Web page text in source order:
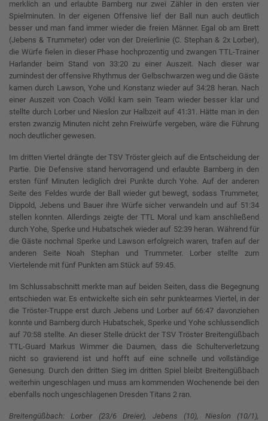
merklich an und erlaubte Bamberg nur zwei Zähler in den ersten vier
Spielminuten. In der eigenen Offensive lief der Ball nun auch deutlich
besser und man fand immer wieder die freien Männer. Egal ob am Brett
(Jebens & Trummeter) oder von der Dreierlinie (C. Stephan & 2x Lorber),
die Würfe fielen in dieser Phase hochprozentig und zwangen TTL-Trainer
Harlander beim Stand von 33:20 zu einer Auszeit. Nach dieser war
zumindest der offensive Rhythmus der Gelbschwarzen weg und die Gäste
kamen durch Lawson, Yohe und Konstanz wieder auf 34:28 heran. Nach
einer Auszeit von Coach Völkl kam sein Team wieder besser klar und
stellte durch Lorber und Nieslon zur Halbzeit auf 41:31. Hätte man in den
ersten zwanzig Minuten nicht zehn Freiwürfe vergeben, wäre die Führung
noch deutlicher gewesen.
Im dritten Viertel drängte der TSV Tröster gleich auf die Entscheidung der
Partie. Die Defensive stand hervorragend und erlaubte Bamberg in den
ersten fünf Minuten lediglich drei Punkte durch Yohe. Auf der anderen
Seite des Feldes wurde der Ball wieder gut bewegt, sodass Trummeter,
Dippold, Jebens und Bauer ihre Würfe sicher verwandeln und auf 51:34
stellen konnten. Allerdings zeigte der TTL Moral und kam anschließend
durch Yohe, Sperke und Hubatschek wieder auf 52:39 heran. Während für
die Gäste nochmal Sperke und Lawson erfolgreich waren, trafen auf der
anderen Seite Noah Stephan und Trummeter. Lorber stellte zum
Viertelende mit fünf Punkten am Stück auf 59:45.
Im Schlussabschnitt merkte man auf beiden Seiten, dass die Begegnung
entschieden war. Es entwickelte sich ein sehr punktearmes Viertel, in der
die Tröster-Truppe erst durch Jebens und Lorber auf 66:47 davonziehen
konnte und Bamberg durch Hubatschek, Sperke und Yohe schlussendlich
auf 70:58 stellte. An dieser Stelle drückt der TSV Tröster Breitengüßbach
TTL-Guard Markus Wimmer die Daumen, dass die Schulterverletzung
nicht so gravierend ist und hofft auf eine schnelle und vollständige
Genesung. Durch den dritten Sieg im dritten Spiel bleibt Breitengüßbach
weiterhin ungeschlagen und muss am kommenden Wochenende bei den
ebenfalls noch ungeschlagenen Dresden Titans 2 ran.
Breitengüßbach: Lorber (23/6 Dreier), Jebens (10), Nieslon (10/1),